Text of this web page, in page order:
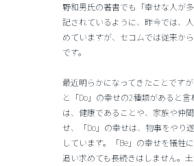
野和男氏の著書でも「幸せな人が
記されているように、昨今では、
めていますが、セコムでは従来か
です。
最近明らかになってきたことです
と「Do」の幸せの2種類があると
は、健康であることや、家族や仲
せ、「Do」の幸せは、物事をやり
しています。「Be」の幸せを犠牲
追い求めても長続きはしません。